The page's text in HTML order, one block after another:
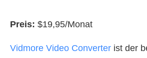
Preis: $19,95/Monat
Vidmore Video Converter ist der